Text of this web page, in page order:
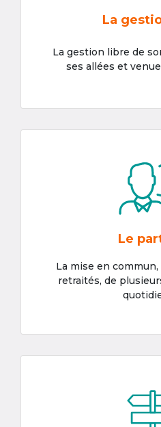
La
La gestion libre de
ses allées et
Le
La mise en
retraités, de